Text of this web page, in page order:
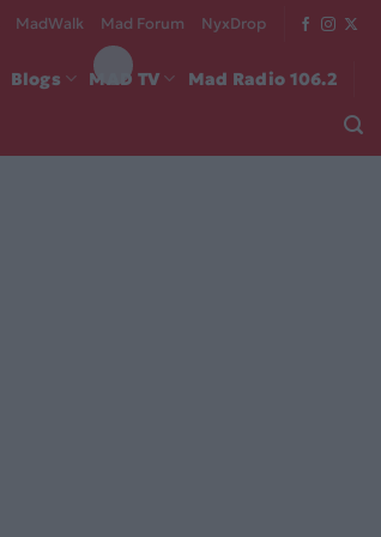
MadWalk Mad Forum NyxDrop
Blogs MAD TV Mad Radio 106.2